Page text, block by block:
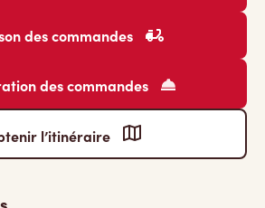
des commandes
des commandes
l’itinéraire